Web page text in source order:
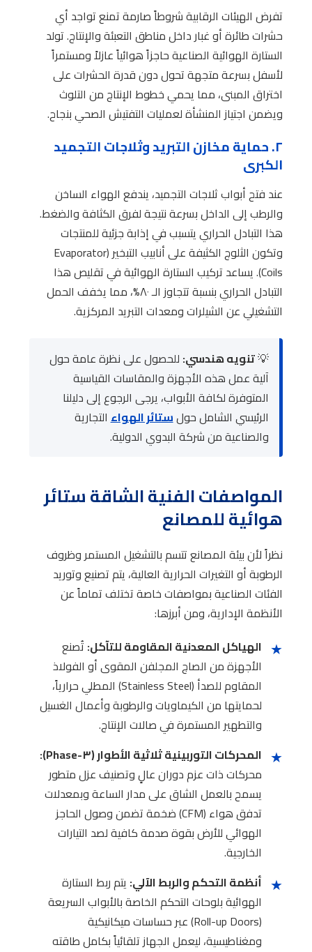
تفرض الهيئات الرقابية شروطاً صارمة تمنع تواجد أي
حشرات طائرة أو غبار داخل مناطق التعبئة والإنتاج. تولد
الستارة الهوائية الصناعية حاجزاً هوائياً عازلاً ومستمراً
لأسفل بسرعة متجهة تحول دون قدرة الحشرات على
اختراق المبنى، مما يحمي خطوط الإنتاج من التلوث
ويضمن اجتياز المنشأة لعمليات التفتيش الصحي بنجاح.
٢. حماية مخازن التبريد وثلاجات التجميد
الكبرى
عند فتح أبواب ثلاجات التجميد، يندفع الهواء الساخن
والرطب إلى الداخل بسرعة نتيجة لفرق الكثافة والضغط.
هذا التبادل الحراري يتسبب في إذابة جزئية للمنتجات
وتكون الثلوج الكثيفة على أنابيب التبخير (Evaporator
Coils). يساعد تركيب الستارة الهوائية في تقليص هذا
التبادل الحراري بنسبة تتجاوز الـ ٨٠%، مما يخفف الحمل
التشغيلي عن الشيلرات ومعدات التبريد المركزية.
💡تنويه هندسي: للحصول على نظرة عامة حول
آلية عمل هذه الأجهزة والمقاسات القياسية
المتوفرة لكافة الأبواب، يرجى الرجوع إلى دليلنا
الرئيسي الشامل حولستائر الهواءالتجارية
والصناعية من شركة البدوي الدولية.
المواصفات الفنية الشاقة ستائر
هوائية للمصانع
نظراً لأن بيئة المصانع تتسم بالتشغيل المستمر وظروف
الرطوبة أو التغيرات الحرارية العالية، يتم تصنيع وتوريد
الفئات الصناعية بمواصفات خاصة تختلف تماماً عن
الأنظمة الإدارية، ومن أبرزها:
★ الهياكل المعدنية المقاومة للتآكل: تُصنع
الأجهزة من الصاج المجلفن المقوى أو الفولاذ
المقاوم للصدأ (Stainless Steel) المطلي حرارياً،
لحمايتها من الكيماويات والرطوبة وأعمال الغسيل
والتطهير المستمرة في صالات الإنتاج.
★ المحركات التوربينية ثلاثية الأطوار (٣-Phase):
محركات ذات عزم دوران عالٍ وتصنيف عزل متطور
يسمح بالعمل الشاق على مدار الساعة وبمعدلات
تدفق هواء (CFM) ضخمة تضمن وصول الحاجز
الهوائي للأرض بقوة صدمة كافية لصد التيارات
الخارجية.
★ أنظمة التحكم والربط الآلي: يتم ربط الستارة
الهوائية بلوحات التحكم الخاصة بالأبواب السريعة
(Roll-up Doors) عبر حساسات ميكانيكية
ومغناطيسية، ليعمل الجهاز تلقائياً بكامل طاقته